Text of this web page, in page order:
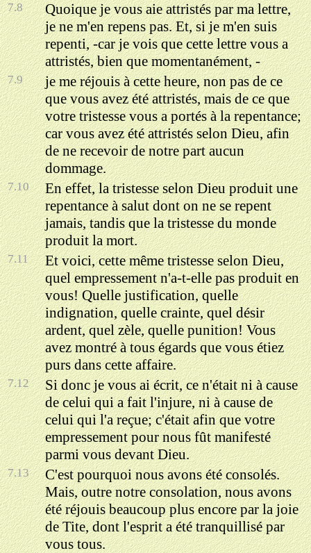
7.8
Quoique je vous aie attristés par ma lettre,
je ne m'en repens pas. Et, si je m'en suis
repenti, -car je vois que cette lettre vous a
attristés, bien que momentanément, -
7.9
je me réjouis à cette heure, non pas de ce
que vous avez été attristés, mais de ce que
votre tristesse vous a portés à la repentance;
car vous avez été attristés selon Dieu, afin
de ne recevoir de notre part aucun
dommage.
7.10
En effet, la tristesse selon Dieu produit une
repentance à salut dont on ne se repent
jamais, tandis que la tristesse du monde
produit la mort.
7.11
Et voici, cette même tristesse selon Dieu,
quel empressement n'a-t-elle pas produit en
vous! Quelle justification, quelle
indignation, quelle crainte, quel désir
ardent, quel zèle, quelle punition! Vous
avez montré à tous égards que vous étiez
purs dans cette affaire.
7.12
Si donc je vous ai écrit, ce n'était ni à cause
de celui qui a fait l'injure, ni à cause de
celui qui l'a reçue; c'était afin que votre
empressement pour nous fût manifesté
parmi vous devant Dieu.
7.13
C'est pourquoi nous avons été consolés.
Mais, outre notre consolation, nous avons
été réjouis beaucoup plus encore par la joie
de Tite, dont l'esprit a été tranquillisé par
vous tous.